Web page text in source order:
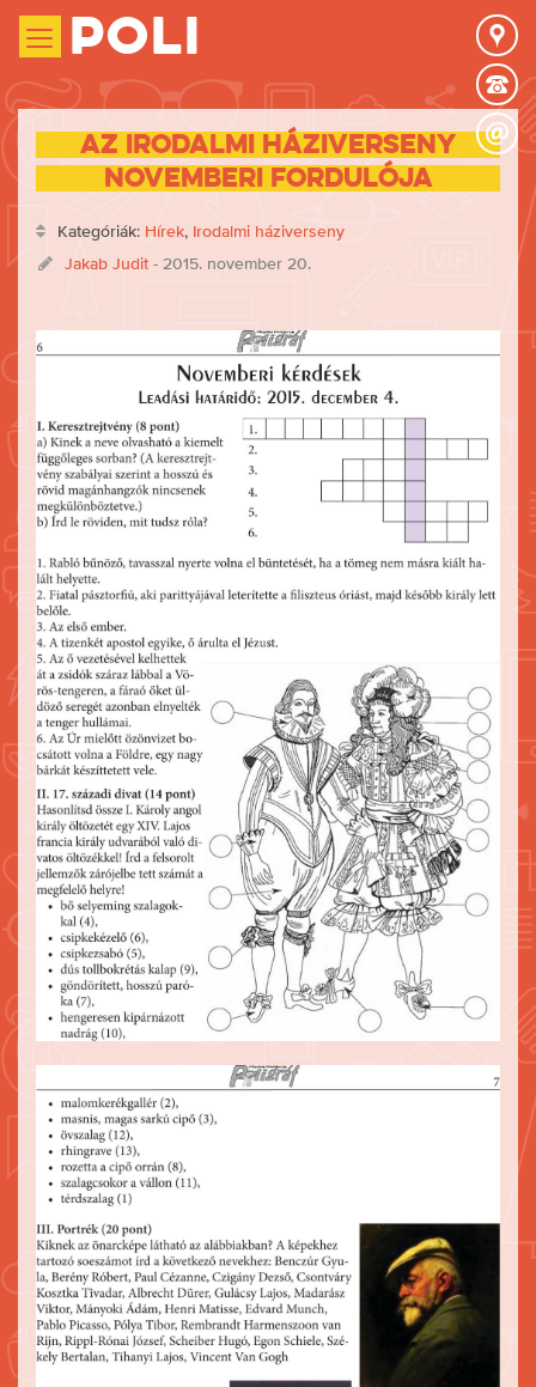
Poli
Az Irodalmi háziverseny
novemberi fordulója
Kategóriák: Hírek, Irodalmi háziverseny
Jakab Judit - 2015. november 20.